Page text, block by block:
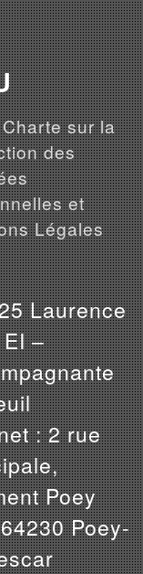
sur la
des
et
Légales
Laurence
–
: 2 rue
Poey
Poey-